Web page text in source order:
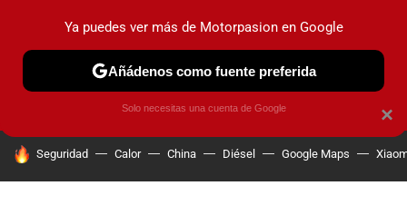
PRUEBAS COCHES ELÉCTRICOS OBSERVATORIO
HOY SE HABLA DE
Seguridad Calor China Diésel Google Maps
×
Ya puedes ver más de Motorpasion en Google
Añádenos como fuente preferida
Solo necesitas una cuenta de Google